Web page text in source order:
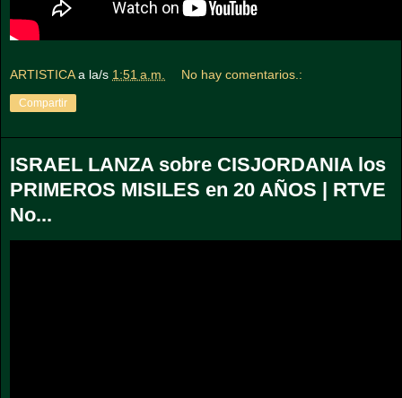
ARTISTICA a la/s 1:51 a.m. No hay comentarios.:
Compartir
ISRAEL LANZA sobre CISJORDANIA los
PRIMEROS MISILES en 20 AÑOS | RTVE
No...